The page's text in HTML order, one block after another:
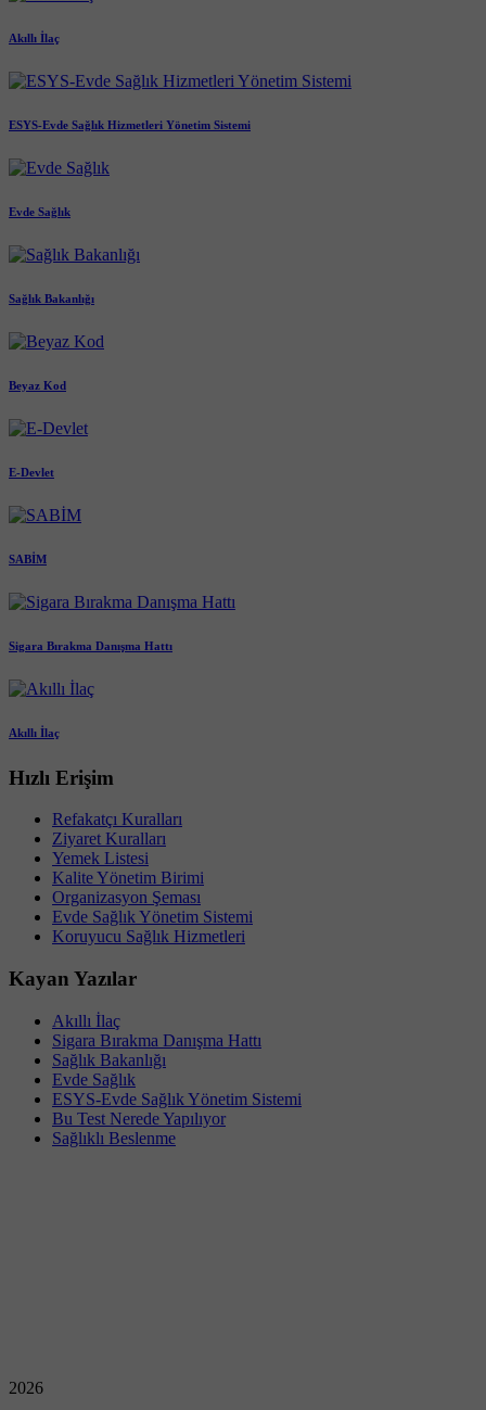
Akıllı İlaç
ESYS-Evde Sağlık Hizmetleri Yönetim Sistemi
Evde Sağlık
Sağlık Bakanlığı
Beyaz Kod
E-Devlet
SABİM
Sigara Bırakma Danışma Hattı
Akıllı İlaç
Hızlı Erişim
Refakatçı Kuralları
Ziyaret Kuralları
Yemek Listesi
Kalite Yönetim Birimi
Organizasyon Şeması
Evde Sağlık Yönetim Sistemi
Koruyucu Sağlık Hizmetleri
Kayan Yazılar
Akıllı İlaç
Sigara Bırakma Danışma Hattı
Sağlık Bakanlığı
Evde Sağlık
ESYS-Evde Sağlık Yönetim Sistemi
Bu Test Nerede Yapılıyor
Sağlıklı Beslenme
2026